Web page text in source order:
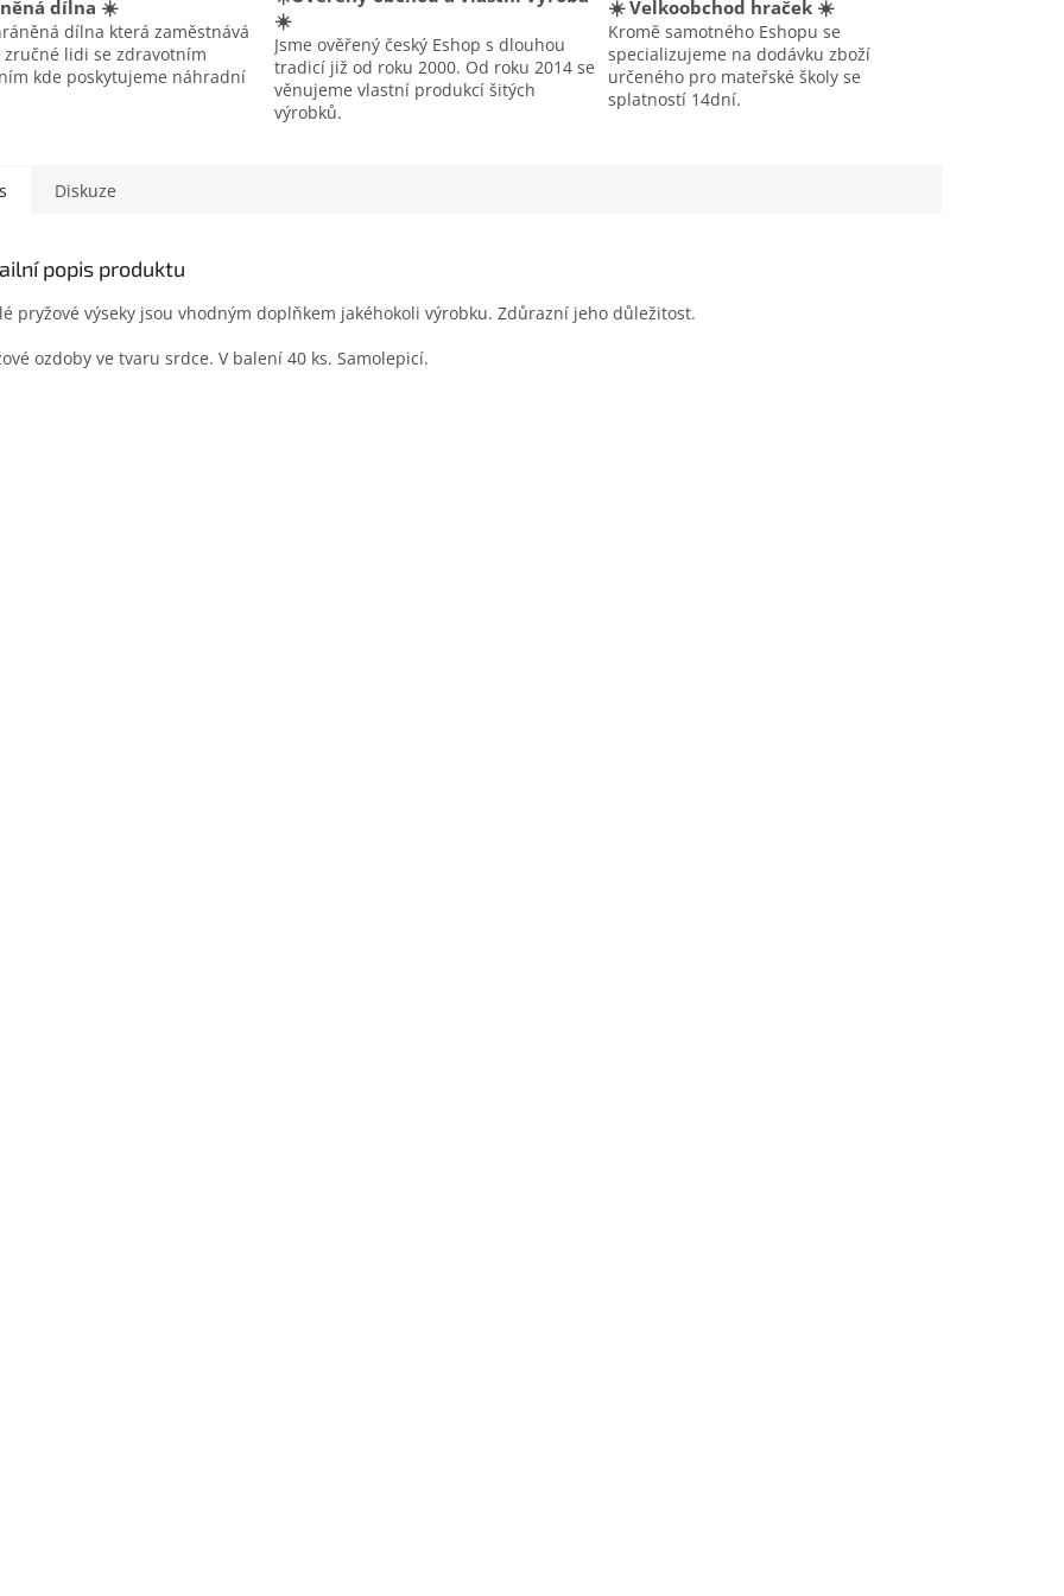
dílna ☀️
dílna která zaměstnává
zručné lidi se zdravotním
kde poskytujeme náhradní
☀️
Jsme ověřený český Eshop s dlouhou
tradicí již od roku 2000. Od roku 2014 se
věnujeme vlastní produkcí šitých
výrobků.
☀️ Velkoobchod hraček ☀️
Kromě samotného Eshopu se
specializujeme na dodávku zboží
určeného pro mateřské školy se
splatností 14dní.
Diskuze
popis produktu
pryžové výseky jsou vhodným doplňkem jakéhokoli výrobku. Zdůrazní jeho důležitost.
ozdoby ve tvaru srdce. V balení 40 ks. Samolepicí.